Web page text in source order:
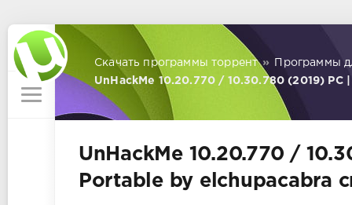
Скачать программы торрент »
Программы
UnHackMe 10.20.770 / 10.30.780 (2019) PC
UnHackMe 10.20.770 /
Portable by elchupacabra